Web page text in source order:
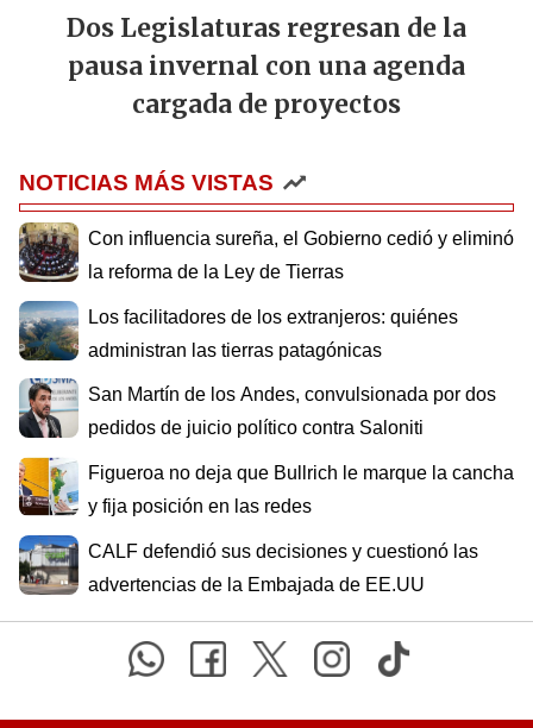
Dos Legislaturas regresan de la
pausa invernal con una agenda
cargada de proyectos
NOTICIAS MÁS VISTAS
Con influencia sureña, el Gobierno cedió y eliminó
la reforma de la Ley de Tierras
Los facilitadores de los extranjeros: quiénes
administran las tierras patagónicas
San Martín de los Andes, convulsionada por dos
pedidos de juicio político contra Saloniti
Figueroa no deja que Bullrich le marque la cancha
y fija posición en las redes
CALF defendió sus decisiones y cuestionó las
advertencias de la Embajada de EE.UU